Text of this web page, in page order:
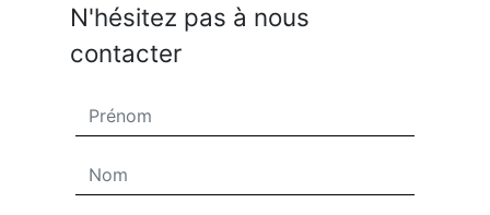
N'hésitez pas à nous
contacter